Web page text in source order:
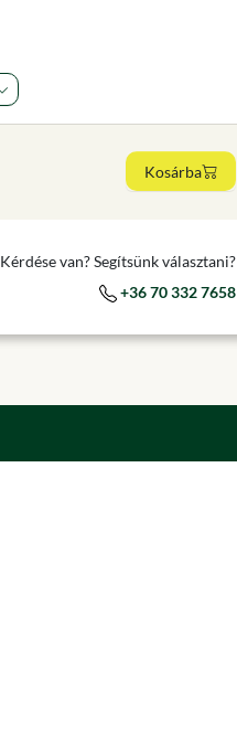
Kosárba
Kérdése van? Segítsünk választani?
+36 70 332 7658